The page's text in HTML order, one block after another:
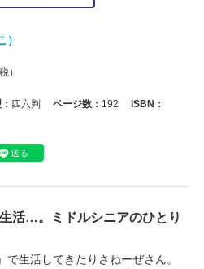
）
四六判 ページ数： 192
ISBN：
送る
活…。ミドルシニアのひとり
生活してきたりさねーぜさん。